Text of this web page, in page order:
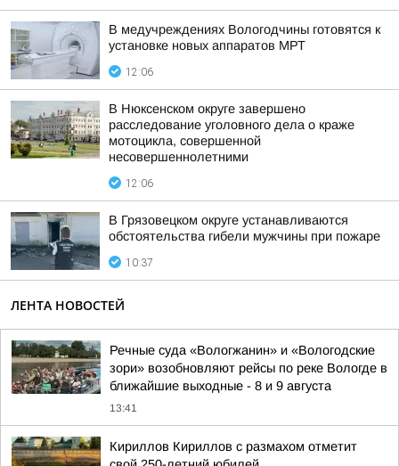
В медучреждениях Вологодчины готовятся к
установке новых аппаратов МРТ
12:06
В Нюксенском округе завершено
расследование уголовного дела о краже
мотоцикла, совершенной
несовершеннолетними
12:06
В Грязовецком округе устанавливаются
обстоятельства гибели мужчины при пожаре
10:37
ЛЕНТА НОВОСТЕЙ
Речные суда «Вологжанин» и «Вологодские
зори» возобновляют рейсы по реке Вологде в
ближайшие выходные - 8 и 9 августа
13:41
Кириллов Кириллов с размахом отметит